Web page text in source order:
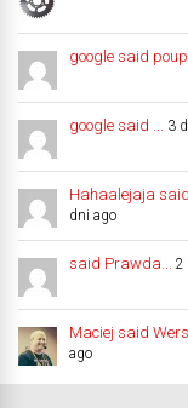
google said
google said ... 3
Hahaalejaja said
dni ago
said Prawda... 2
Maciej said
ago